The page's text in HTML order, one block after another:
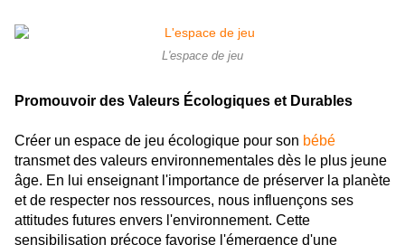
L'espace de jeu
Promouvoir des Valeurs Écologiques et Durables
Créer un espace de jeu écologique pour son bébé
transmet des valeurs environnementales dès le plus jeune
âge. En lui enseignant l'importance de préserver la planète
et de respecter nos ressources, nous influençons ses
attitudes futures envers l'environnement. Cette
sensibilisation précoce favorise l'émergence d'une